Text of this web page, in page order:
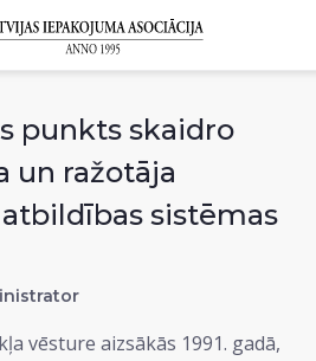
punkts skaidro
un ražotāja
sistēmas
vēsture aizsākās 1991. gadā,